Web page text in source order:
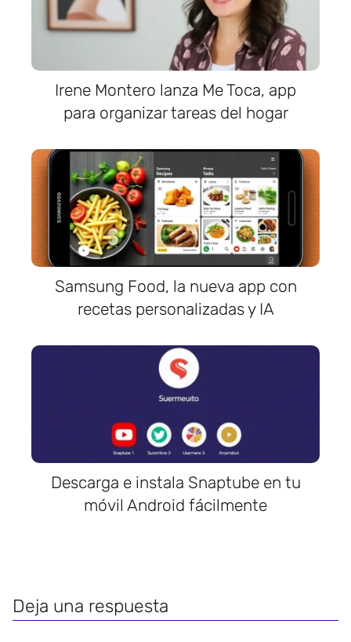
Irene Montero lanza Me Toca, app
para organizar tareas del hogar
Samsung Food, la nueva app con
recetas personalizadas y IA
Descarga e instala Snaptube en tu
móvil Android fácilmente
Deja una respuesta